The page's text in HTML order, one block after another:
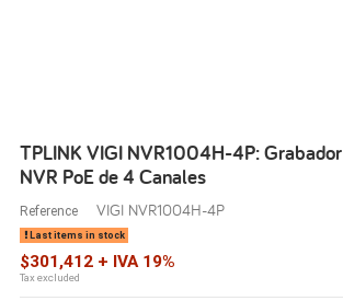
TPLINK VIGI NVR1004H-4P: Grabador
NVR PoE de 4 Canales
Reference VIGI NVR1004H-4P
Last items in stock
$301,412 + IVA 19%
Tax excluded